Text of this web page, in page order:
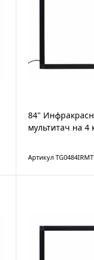
84"
мультитач на 4
Артикул